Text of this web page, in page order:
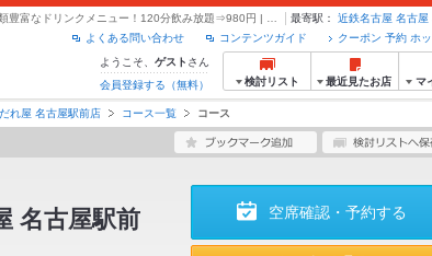
最寄駅： 近鉄名古屋 名古屋
クーポン 予約 ホ
コンテンツガイド
よくある問い合わせ
ようこそ、 ゲスト さん
会員登録する（無料）
検討リスト 最近見たお店 マ
れ屋 名古屋駅前店 コース一覧 コース
名古屋駅前
空席確認・予約する